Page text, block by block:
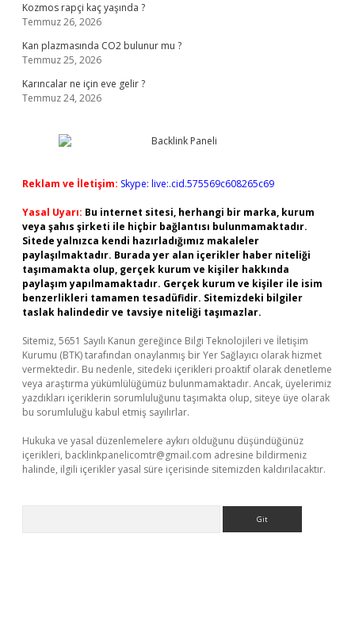
Kozmos rapçi kaç yaşında ?
Temmuz 26, 2026
Kan plazmasında CO2 bulunur mu ?
Temmuz 25, 2026
Karıncalar ne için eve gelir ?
Temmuz 24, 2026
Reklam ve İletişim: Skype: live:.cid.575569c608265c69
Yasal Uyarı: Bu internet sitesi, herhangi bir marka, kurum
veya şahıs şirketi ile hiçbir bağlantısı bulunmamaktadır.
Sitede yalnızca kendi hazırladığımız makaleler
paylaşılmaktadır. Burada yer alan içerikler haber niteliği
taşımamakta olup, gerçek kurum ve kişiler hakkında
paylaşım yapılmamaktadır. Gerçek kurum ve kişiler ile isim
benzerlikleri tamamen tesadüfidir. Sitemizdeki bilgiler
taslak halindedir ve tavsiye niteliği taşımazlar.
Sitemiz, 5651 Sayılı Kanun gereğince Bilgi Teknolojileri ve İletişim
Kurumu (BTK) tarafından onaylanmış bir Yer Sağlayıcı olarak hizmet
vermektedir. Bu nedenle, sitedeki içerikleri proaktif olarak denetleme
veya araştırma yükümlülüğümüz bulunmamaktadır. Ancak, üyelerimiz
yazdıkları içeriklerin sorumluluğunu taşımakta olup, siteye üye olarak
bu sorumluluğu kabul etmiş sayılırlar.
Hukuka ve yasal düzenlemelere aykırı olduğunu düşündüğünüz
içerikleri, backlinkpanelicomtr@gmail.com adresine bildirmeniz
halinde, ilgili içerikler yasal süre içerisinde sitemizden kaldırılacaktır.